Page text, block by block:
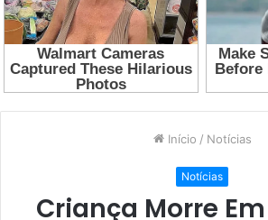
Início / Notícias
Notícias
Criança Morre